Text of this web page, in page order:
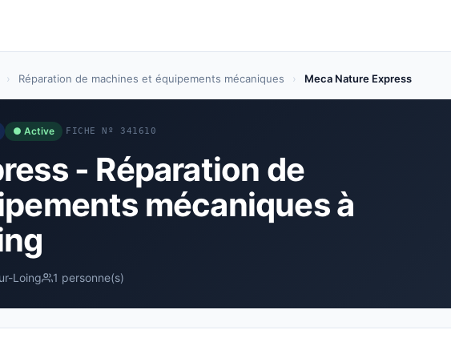
› Réparation de machines et équipements mécaniques › Meca Nature Express
● Active FICHE Nº 341610
- Réparation de
mécaniques à
Loing 1 personne(s)